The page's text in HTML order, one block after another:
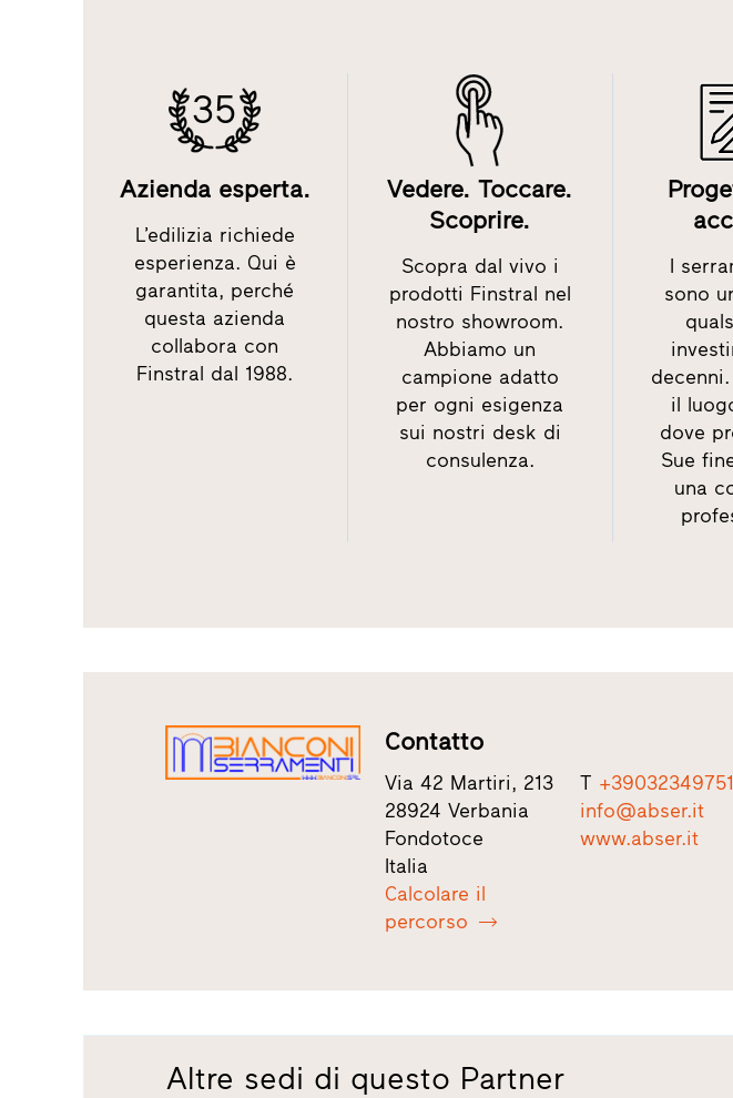
35
Azienda esperta.
L’edilizia richiede
esperienza. Qui è
garantita, perché
questa azienda
collabora con
Finstral dal 1988.
Vedere. Toccare.
Scoprire.
Scopra dal vivo i
prodotti Finstral nel
nostro showroom.
Abbiamo un
campione adatto
per ogni esigenza
sui nostri desk di
consulenza.
I
sono
il
dove
Sue
una
Contatto
Via 42 Martiri, 213
28924 Verbania
Fondotoce
Italia
Calcolare il
percorso
T
info@abser.it
www.abser.it
Altre sedi di questo Partner